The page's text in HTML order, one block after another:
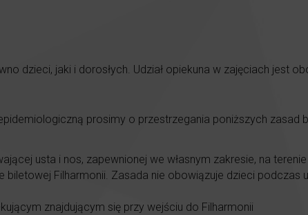
dzieci, jaki i dorosłych. Udział opiekuna w zajęciach jest
prosimy o przestrzegania poniższych
usta i nos, zapewnionej we własnym zakresie, na
Filharmonii. Zasada nie obowiązuje dzieci podczas
znajdującym się przy wejściu do Filharmonii